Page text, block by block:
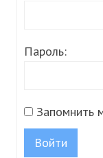
Пароль:
Запомнить
Войти